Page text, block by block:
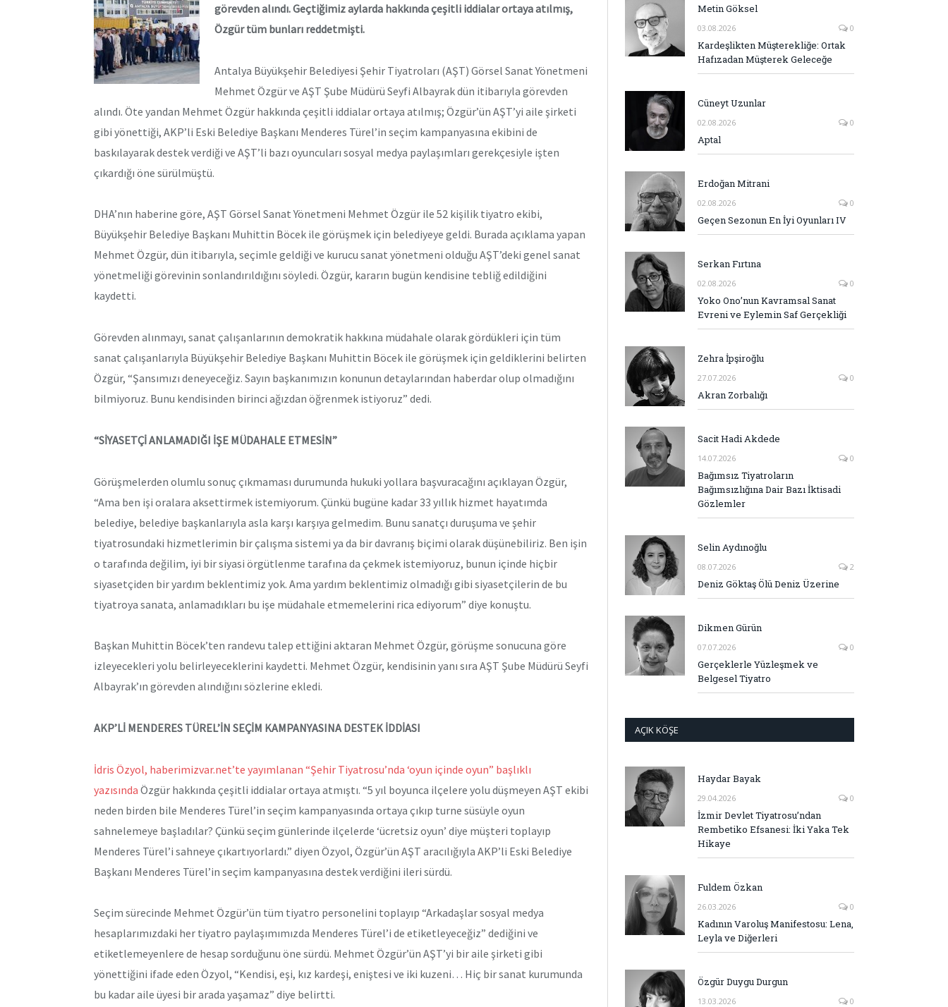
görevden alındı. Geçtiğimiz aylarda hakkında çeşitli iddialar ortaya atılmış,
Özgür tüm bunları reddetmişti.
Antalya Büyükşehir Belediyesi Şehir Tiyatroları (AŞT) Görsel Sanat Yönetmeni
Mehmet Özgür ve AŞT Şube Müdürü Seyfi Albayrak dün itibarıyla görevden
alındı. Öte yandan Mehmet Özgür hakkında çeşitli iddialar ortaya atılmış; Özgür’ün AŞT’yi aile şirketi
gibi yönettiği, AKP’li Eski Belediye Başkanı Menderes Türel’in seçim kampanyasına ekibini de
baskılayarak destek verdiği ve AŞT’li bazı oyuncuları sosyal medya paylaşımları gerekçesiyle işten
çıkardığı öne sürülmüştü.
DHA’nın haberine göre, AŞT Görsel Sanat Yönetmeni Mehmet Özgür ile 52 kişilik tiyatro ekibi,
Büyükşehir Belediye Başkanı Muhittin Böcek ile görüşmek için belediyeye geldi. Burada açıklama yapan
Mehmet Özgür, dün itibarıyla, seçimle geldiği ve kurucu sanat yönetmeni olduğu AŞT’deki genel sanat
yönetmeliği görevinin sonlandırıldığını söyledi. Özgür, kararın bugün kendisine tebliğ edildiğini
kaydetti.
Görevden alınmayı, sanat çalışanlarının demokratik hakkına müdahale olarak gördükleri için tüm
sanat çalışanlarıyla Büyükşehir Belediye Başkanı Muhittin Böcek ile görüşmek için geldiklerini belirten
Özgür, “Şansımızı deneyeceğiz. Sayın başkanımızın konunun detaylarından haberdar olup olmadığını
bilmiyoruz. Bunu kendisinden birinci ağızdan öğrenmek istiyoruz” dedi.
“SİYASETÇİ ANLAMADIĞI İŞE MÜDAHALE ETMESİN”
Görüşmelerden olumlu sonuç çıkmaması durumunda hukuki yollara başvuracağını açıklayan Özgür,
“Ama ben işi oralara aksettirmek istemiyorum. Çünkü bugüne kadar 33 yıllık hizmet hayatımda
belediye, belediye başkanlarıyla asla karşı karşıya gelmedim. Bunu sanatçı duruşuma ve şehir
tiyatrosundaki hizmetlerimin bir çalışma sistemi ya da bir davranış biçimi olarak düşünebiliriz. Ben işin
o tarafında değilim, iyi bir siyasi örgütlenme tarafına da çekmek istemiyoruz, bunun içinde hiçbir
siyasetçiden bir yardım beklentimiz yok. Ama yardım beklentimiz olmadığı gibi siyasetçilerin de bu
tiyatroya sanata, anlamadıkları bu işe müdahale etmemelerini rica ediyorum” diye konuştu.
Başkan Muhittin Böcek’ten randevu talep ettiğini aktaran Mehmet Özgür, görüşme sonucuna göre
izleyecekleri yolu belirleyeceklerini kaydetti. Mehmet Özgür, kendisinin yanı sıra AŞT Şube Müdürü Seyfi
Albayrak’ın görevden alındığını sözlerine ekledi.
AKP’Lİ MENDERES TÜREL’İN SEÇİM KAMPANYASINA DESTEK İDDİASI
İdris Özyol, haberimizvar.net’te yayımlanan “Şehir Tiyatrosu’nda ‘oyun içinde oyun” başlıklı
yazısında Özgür hakkında çeşitli iddialar ortaya atmıştı. “5 yıl boyunca ilçelere yolu düşmeyen AŞT ekibi
neden birden bile Menderes Türel’in seçim kampanyasında ortaya çıkıp turne süsüyle oyun
sahnelemeye başladılar? Çünkü seçim günlerinde ilçelerde ‘ücretsiz oyun’ diye müşteri toplayıp
Menderes Türel’i sahneye çıkartıyorlardı.” diyen Özyol, Özgür’ün AŞT aracılığıyla AKP’li Eski Belediye
Başkanı Menderes Türel’in seçim kampanyasına destek verdiğini ileri sürdü.
Seçim sürecinde Mehmet Özgür’ün tüm tiyatro personelini toplayıp “Arkadaşlar sosyal medya
hesaplarımızdaki her tiyatro paylaşımımızda Menderes Türel’i de etiketleyeceğiz” dediğini ve
etiketlemeyenlere de hesap sorduğunu öne sürdü. Mehmet Özgür’ün AŞT’yi bir aile şirketi gibi
yönettiğini ifade eden Özyol, “Kendisi, eşi, kız kardeşi, eniştesi ve iki kuzeni… Hiç bir sanat kurumunda
bu kadar aile üyesi bir arada yaşamaz” diye belirtti.
Metin Göksel
03.08.2026 0
Kardeşlikten Müşterekliğe: Ortak
Hafızadan Müşterek Geleceğe
Cüneyt Uzunlar
02.08.2026 0
Aptal
Erdoğan Mitrani
02.08.2026 0
Geçen Sezonun En İyi Oyunları IV
Serkan Fırtına
02.08.2026 0
Yoko Ono’nun Kavramsal Sanat
Evreni ve Eylemin Saf Gerçekliği
Zehra İpşiroğlu
27.07.2026 0
Akran Zorbalığı
Sacit Hadi Akdede
14.07.2026 0
Bağımsız Tiyatroların
Bağımsızlığına Dair Bazı İktisadi
Gözlemler
Selin Aydınoğlu
08.07.2026 2
Deniz Göktaş Ölü Deniz Üzerine
Dikmen Gürün
07.07.2026 0
Gerçeklerle Yüzleşmek ve
Belgesel Tiyatro
AÇIK KÖŞE
Haydar Bayak
29.04.2026 0
İzmir Devlet Tiyatrosu’ndan
Rembetiko Efsanesi: İki Yaka Tek
Hikaye
Fuldem Özkan
26.03.2026 0
Kadının Varoluş Manifestosu: Lena,
Leyla ve Diğerleri
Özgür Duygu Durgun
13.03.2026 0